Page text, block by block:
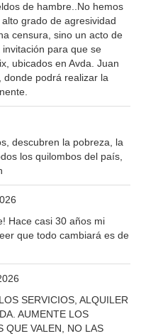
de hambre..No hemos
grado de agresividad
censura, sino un acto de
para que se
ubicados en Avda. Juan
donde podrá realizar la
descubren la pobreza, la
los quilombos del país,
Hace casi 30 años mi
que todo cambiará es de
SERVICIOS, ALQUILER
AUMENTE LOS
QUE VALEN, NO LAS